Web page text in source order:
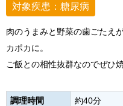
対象疾患：糖尿病
肉のうまみと野菜の歯ごたえ
カポカに。
ご飯との相性抜群なのでぜひ
調理時間 約40分